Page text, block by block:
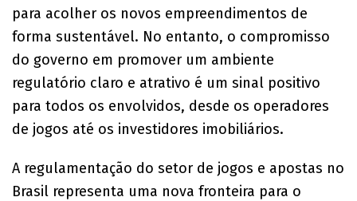
para acolher os novos empreendimentos de
forma sustentável. No entanto, o compromisso
do governo em promover um ambiente
regulatório claro e atrativo é um sinal positivo
para todos os envolvidos, desde os operadores
de jogos até os investidores imobiliários.
A regulamentação do setor de jogos e apostas no
Brasil representa uma nova fronteira para o